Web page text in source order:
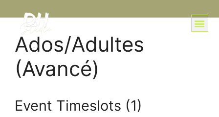
Ados/Adultes
(Avancé)
Event Timeslots (1)